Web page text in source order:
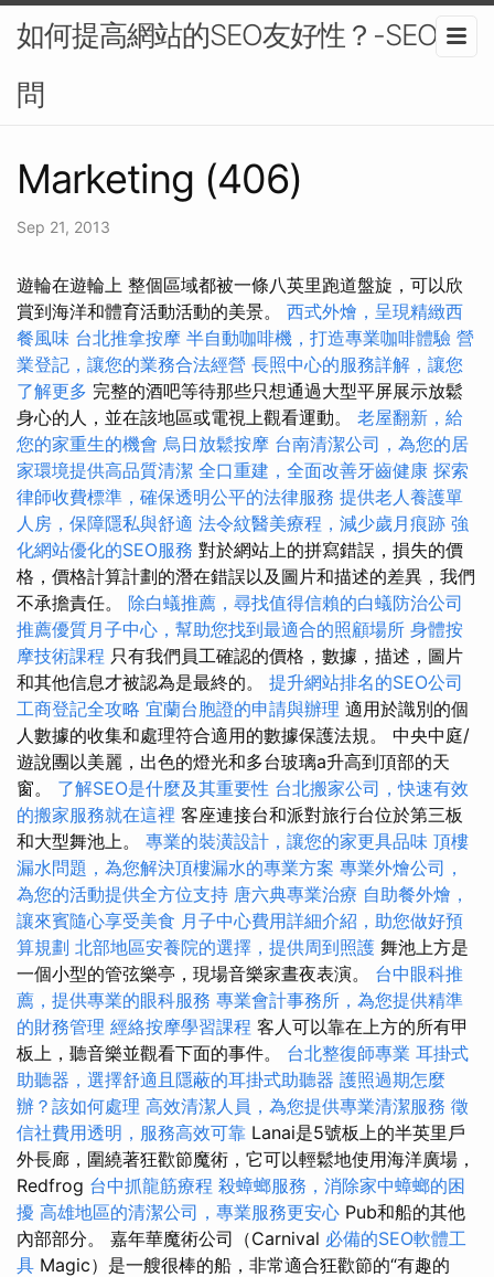
如何提高網站的SEO友好性？-SEO顧
問
Marketing (406)
Sep 21, 2013
遊輪在遊輪上 整個區域都被一條八英里跑道盤旋，可以欣
賞到海洋和體育活動活動的美景。 西式外燴，呈現精緻西
餐風味 台北推拿按摩 半自動咖啡機，打造專業咖啡體驗 營
業登記，讓您的業務合法經營 長照中心的服務詳解，讓您
了解更多 完整的酒吧等待那些只想通過大型平屏展示放鬆
身心的人，並在該地區或電視上觀看運動。 老屋翻新，給
您的家重生的機會 烏日放鬆按摩 台南清潔公司，為您的居
家環境提供高品質清潔 全口重建，全面改善牙齒健康 探索
律師收費標準，確保透明公平的法律服務 提供老人養護單
人房，保障隱私與舒適 法令紋醫美療程，減少歲月痕跡 強
化網站優化的SEO服務 對於網站上的拼寫錯誤，損失的價
格，價格計算計劃的潛在錯誤以及圖片和描述的差異，我們
不承擔責任。 除白蟻推薦，尋找值得信賴的白蟻防治公司
推薦優質月子中心，幫助您找到最適合的照顧場所 身體按
摩技術課程 只有我們員工確認的價格，數據，描述，圖片
和其他信息才被認為是最終的。 提升網站排名的SEO公司
工商登記全攻略 宜蘭台胞證的申請與辦理 適用於識別的個
人數據的收集和處理符合適用的數據保護法規。 中央中庭/
遊說團以美麗，出色的燈光和多台玻璃a升高到頂部的天
窗。 了解SEO是什麼及其重要性 台北搬家公司，快速有效
的搬家服務就在這裡 客座連接台和派對旅行台位於第三板
和大型舞池上。 專業的裝潢設計，讓您的家更具品味 頂樓
漏水問題，為您解決頂樓漏水的專業方案 專業外燴公司，
為您的活動提供全方位支持 唐六典專業治療 自助餐外燴，
讓來賓隨心享受美食 月子中心費用詳細介紹，助您做好預
算規劃 北部地區安養院的選擇，提供周到照護 舞池上方是
一個小型的管弦樂亭，現場音樂家晝夜表演。 台中眼科推
薦，提供專業的眼科服務 專業會計事務所，為您提供精準
的財務管理 經絡按摩學習課程 客人可以靠在上方的所有甲
板上，聽音樂並觀看下面的事件。 台北整復師專業 耳掛式
助聽器，選擇舒適且隱蔽的耳掛式助聽器 護照過期怎麼
辦？該如何處理 高效清潔人員，為您提供專業清潔服務 徵
信社費用透明，服務高效可靠 Lanai是5號板上的半英里戶
外長廊，圍繞著狂歡節魔術，它可以輕鬆地使用海洋廣場，
Redfrog 台中抓龍筋療程 殺蟑螂服務，消除家中蟑螂的困
擾 高雄地區的清潔公司，專業服務更安心 Pub和船的其他
內部部分。 嘉年華魔術公司（Carnival 必備的SEO軟體工
具 Magic）是一艘很棒的船，非常適合狂歡節的“有趣的